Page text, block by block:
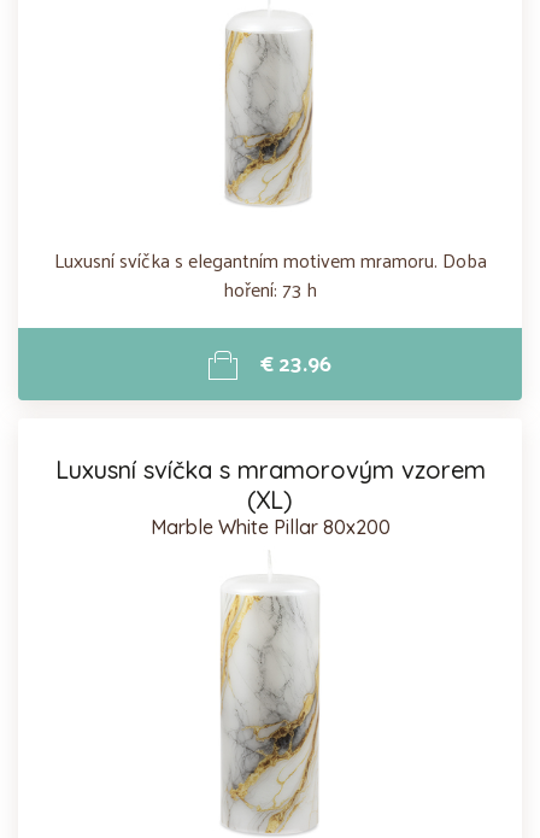
Luxusní svíčka s elegantním motivem mramoru. Doba
hoření: 73 h
€ 23.96
Luxusní svíčka s mramorovým vzorem
(XL)
Marble White Pillar 80x200